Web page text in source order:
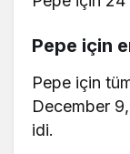
Pepe için
Pepe için
December
idi.